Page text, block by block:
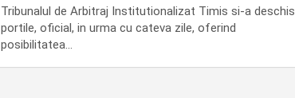
Tribunalul de Arbitraj Institutionalizat Timis si-a deschis
portile, oficial, in urma cu cateva zile, oferind
posibilitatea…